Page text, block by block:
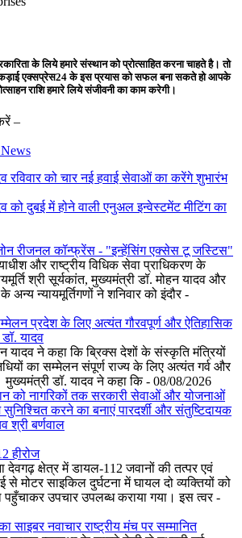
के लिये हमारे संस्थान को प्रोत्साहित करना चाहते है। तो
एक्सप्रेस24 के इस प्रयास को सफल बना सकते हो आपके
राशि हमारे लिये संजीवनी का काम करेगी।
–
रविवार को चार नई हवाई सेवाओं का करेंगे शुभारंभ
को दुबई में होने वाली एनुअल इन्वेस्टमेंट मीटिंग का
रीजनल कॉन्फ्रेंस - "इन्हेंसिंग एक्सेस टू जस्टिस"
और राष्ट्रीय विधिक सेवा प्राधिकरण के
श्री सूर्यकांत, मुख्यमंत्री डॉ. मोहन यादव और
अन्य न्यायमूर्तिगणों ने शनिवार को इंदौर -
प्रदेश के लिए अत्यंत गौरवपूर्ण और ऐतिहासिक
यादव
यादव ने कहा कि ब्रिक्स देशों के संस्कृति मंत्रियों
का सम्मेलन संपूर्ण राज्य के लिए अत्यंत गर्व और
मुख्यमंत्री डॉ. यादव ने कहा कि - 08/08/2026
को नागरिकों तक सरकारी सेवाओं और योजनाओं
करने का बनाएं पारदर्शी और संतुष्टिदायक
श्री बर्णवाल
हीरोज
देवगढ़ क्षेत्र में डायल-112 जवानों की तत्पर एवं
से मोटर साइकिल दुर्घटना में घायल दो व्यक्तियों को
उपचार उपलब्ध कराया गया। इस त्वर -
साइबर नवाचार राष्ट्रीय मंच पर सम्मानित